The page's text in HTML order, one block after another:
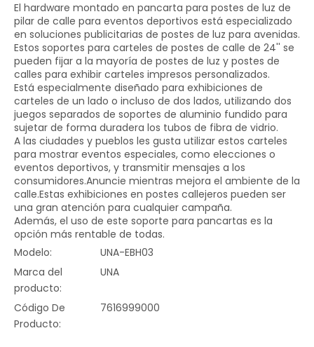
El hardware montado en pancarta para postes de luz de
pilar de calle para eventos deportivos está especializado
en soluciones publicitarias de postes de luz para avenidas.
Estos soportes para carteles de postes de calle de 24'' se
pueden fijar a la mayoría de postes de luz y postes de
calles para exhibir carteles impresos personalizados.
Está especialmente diseñado para exhibiciones de
carteles de un lado o incluso de dos lados, utilizando dos
juegos separados de soportes de aluminio fundido para
sujetar de forma duradera los tubos de fibra de vidrio.
A las ciudades y pueblos les gusta utilizar estos carteles
para mostrar eventos especiales, como elecciones o
eventos deportivos, y transmitir mensajes a los
consumidores.Anuncie mientras mejora el ambiente de la
calle.Estas exhibiciones en postes callejeros pueden ser
una gran atención para cualquier campaña.
Además, el uso de este soporte para pancartas es la
opción más rentable de todas.
Modelo:
UNA-EBH03
Marca del
producto:
UNA
Código De
Producto:
7616999000